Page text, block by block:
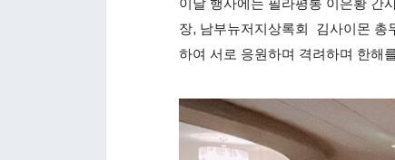
장, 남부뉴저지상록회 김사이몬 총
하여 서로 응원하며 격려하며 한해